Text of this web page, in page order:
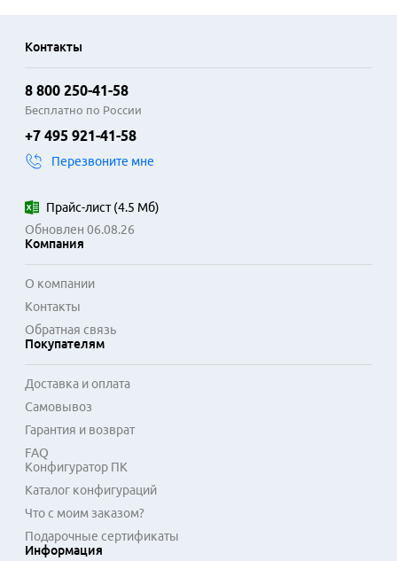
Контакты
8 800 250-41-58
Бесплатно по России
+7 495 921-41-58
Перезвоните мне
Прайс-лист(4.5 Мб)
Обновлен 06.08.26
Компания
О компании
Контакты
Обратная связь
Покупателям
Доставка и оплата
Самовывоз
Гарантия и возврат
FAQ
Конфигуратор ПК
Каталог конфигураций
Что с моим заказом?
Подарочные сертификаты
Информация